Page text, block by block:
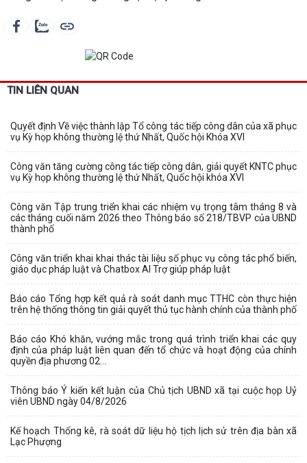
TIN LIÊN QUAN
Quyết định Về việc thành lập Tổ công tác tiếp công dân của xã phục
vụ Kỳ họp không thường lệ thứ Nhất, Quốc hội Khóa XVI
Công văn tăng cường công tác tiếp công dân, giải quyết KNTC phục
vụ Kỳ họp không thường lệ thứ Nhất, Quốc hội khóa XVI
Công văn Tập trung triển khai các nhiệm vụ trọng tâm tháng 8 và
các tháng cuối năm 2026 theo Thông báo số 218/TBVP của UBND
thành phố
Công văn triển khai khai thác tài liệu số phục vụ công tác phổ biến,
giáo dục pháp luật và Chatbox AI Trợ giúp pháp luật
Báo cáo Tổng hợp kết quả rà soát danh mục TTHC còn thực hiện
trên hệ thống thông tin giải quyết thủ tục hành chính của thành phố
Báo cáo Khó khăn, vướng mắc trong quá trình triển khai các quy
định của pháp luật liên quan đến tổ chức và hoạt động của chính
quyền địa phương 02...
Thông báo Ý kiến kết luận của Chủ tịch UBND xã tại cuộc họp Uỷ
viên UBND ngày 04/8/2026
Kế hoạch Thống kê, rà soát dữ liệu hộ tịch lịch sử trên địa bàn xã
Lạc Phượng